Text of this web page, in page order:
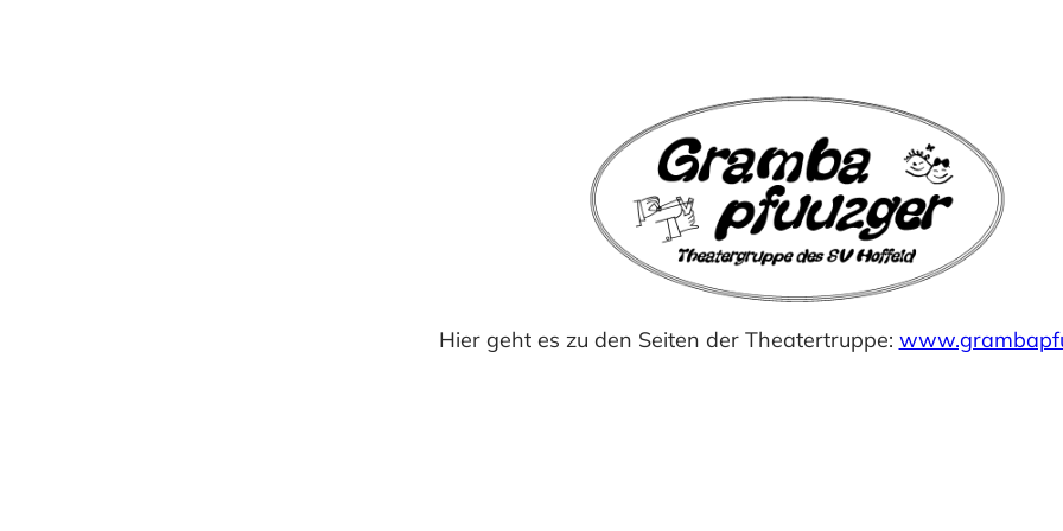
Hier geht es zu den Seiten der Theatertruppe: